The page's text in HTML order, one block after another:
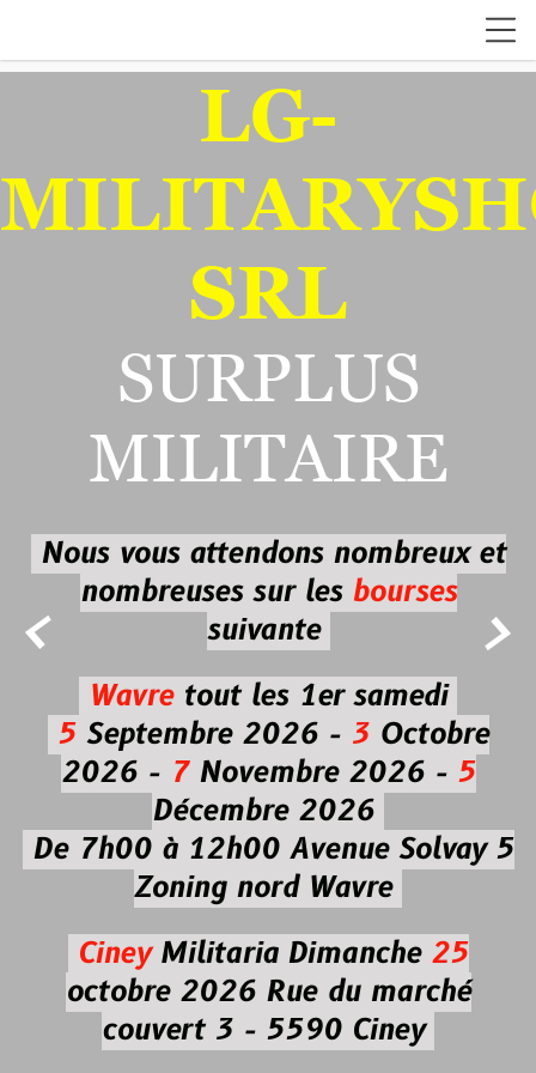
 
LG-
SRL
SURPLUS
MILITAIRE
Nous vous attendons nombreux et
nombreuses sur les bourses
suivante
Wavretout les 1er samedi
5Septembre 2026 - 3Octobre
2026 -7Novembre 2026 - 5
Décembre 2026
De 7h00 à 12h00 Avenue Solvay 5
Zoning nord Wavre
CineyMilitaria Dimanche 25
octobre 2026Rue du marché
couvert 3 - 5590 Ciney